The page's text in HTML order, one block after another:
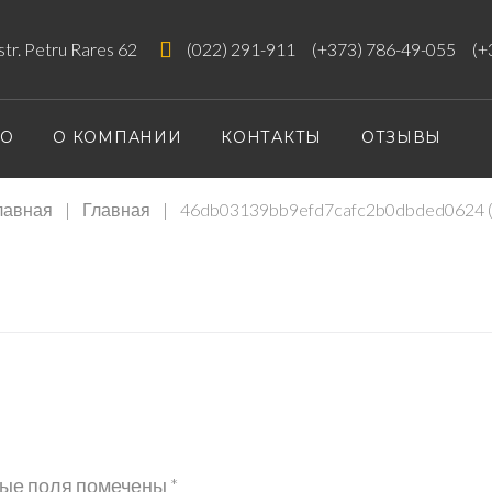
Petru Rares 62 (022) 291-911 (+373) 786-49-055
О КОМПАНИИ КОНТАКТЫ ОТЗЫВЫ
| Главная | 46db03139bb9efd7cafc2b0dbded0624
поля помечены *